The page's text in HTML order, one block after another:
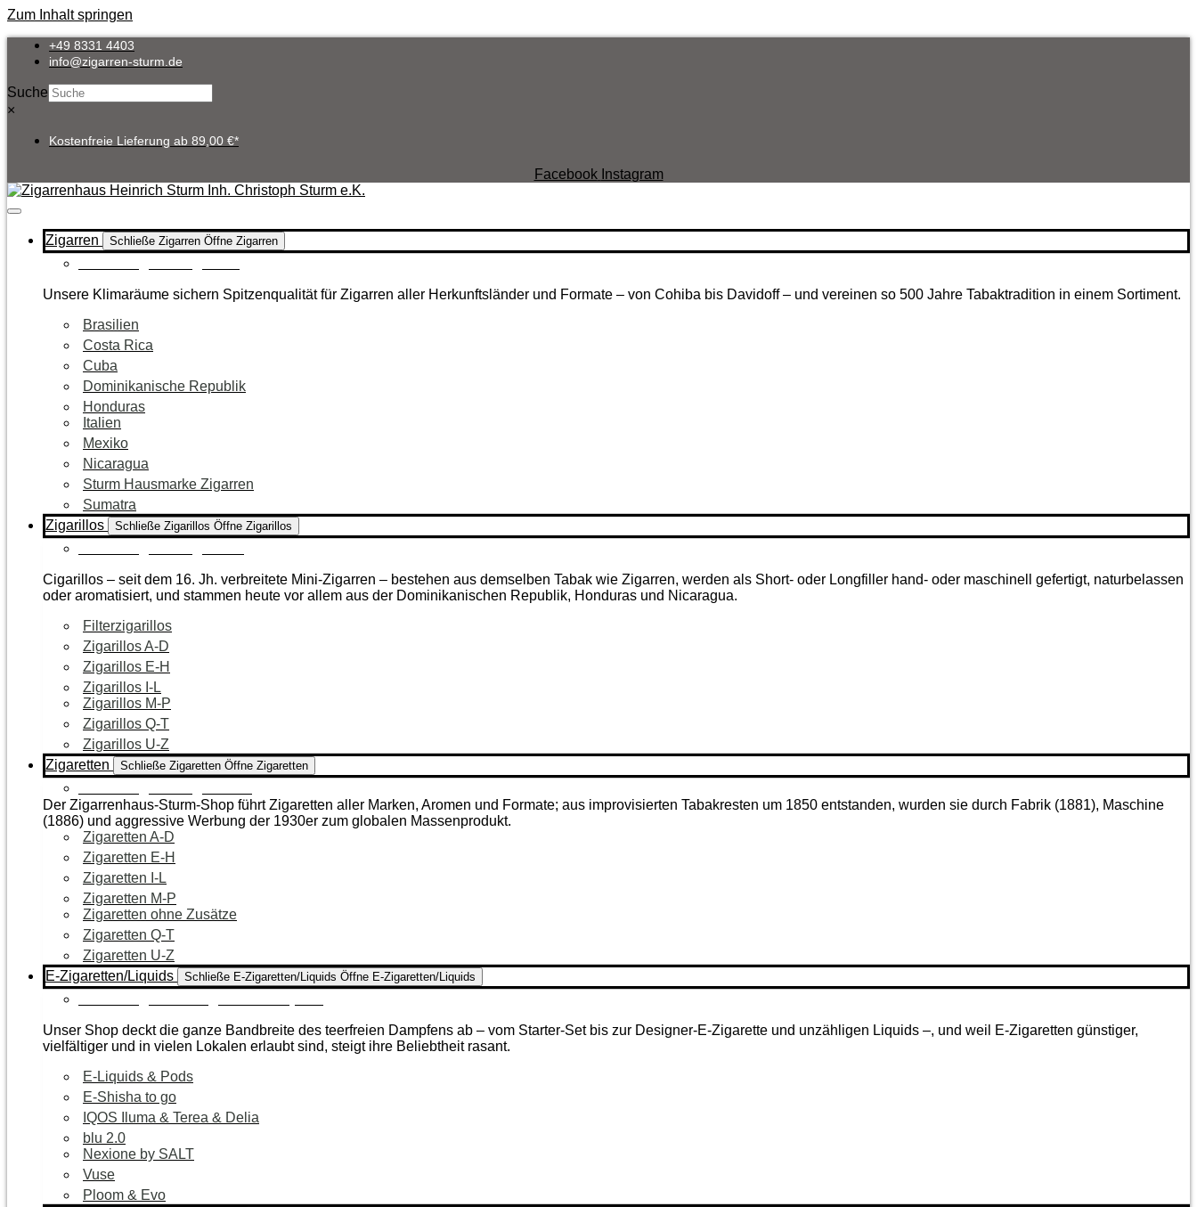
Zum Inhalt springen
+49 8331 4403
info@zigarren-sturm.de
Suche
×
Kostenfreie Lieferung ab 89,00 €*
Facebook Instagram
Zigarren Schließe Zigarren Öffne Zigarren
Unsere Klimaräume sichern Spitzenqualität für Zigarren aller Herkunftsländer und Formate – von Cohiba bis Davidoff – und vereinen so 500 Jahre Tabaktradition in einem Sortiment.
Brasilien
Costa Rica
Cuba
Dominikanische Republik
Honduras
Italien
Mexiko
Nicaragua
Sturm Hausmarke Zigarren
Sumatra
Zigarillos
Schließe Zigarillos Öffne Zigarillos
Cigarillos – seit dem 16. Jh. verbreitete Mini-Zigarren – bestehen aus demselben Tabak wie Zigarren, werden als Short- oder Longfiller hand- oder maschinell gefertigt, naturbelassen
oder aromatisiert, und stammen heute vor allem aus der Dominikanischen Republik, Honduras und Nicaragua.
Filterzigarillos
Zigarillos A-D
Zigarillos E-H
Zigarillos I-L
Zigarillos M-P
Zigarillos Q-T
Zigarillos U-Z
Zigaretten
Schließe Zigaretten Öffne Zigaretten
Der Zigarrenhaus-Sturm-Shop führt Zigaretten aller Marken, Aromen und Formate; aus improvisierten Tabakresten um 1850 entstanden, wurden sie durch Fabrik (1881), Maschine
(1886) und aggressive Werbung der 1930er zum globalen Massenprodukt.
Zigaretten A-D
Zigaretten E-H
Zigaretten I-L
Zigaretten M-P
Zigaretten ohne Zusätze
Zigaretten Q-T
Zigaretten U-Z
E-Zigaretten/Liquids
Schließe E-Zigaretten/Liquids Öffne E-Zigaretten/Liquids
Unser Shop deckt die ganze Bandbreite des teerfreien Dampfens ab – vom Starter-Set bis zur Designer-E-Zigarette und unzähligen Liquids –, und weil E-Zigaretten günstiger,
vielfältiger und in vielen Lokalen erlaubt sind, steigt ihre Beliebtheit rasant.
E-Liquids & Pods
E-Shisha to go
IQOS Iluma & Terea & Delia
blu 2.0
Nexione by SALT
Vuse
Ploom & Evo